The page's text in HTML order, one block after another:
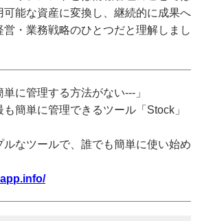
可能な資産に変換し、継続的に成果へ
・業務戦略のひとつだと理解しまし
単に管理する方法がない---」
簡単に管理できるツール「Stock」
ルなツールで、誰でも簡単に使い始め